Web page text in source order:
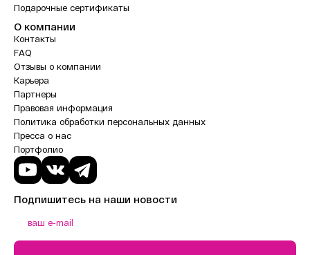
Подарочные сертификаты
О компании
Контакты
FAQ
Отзывы о компании
Карьера
Партнеры
Правовая информация
Политика обработки персональных данных
Пресса о нас
Портфолио
Подпишитесь на наши новости